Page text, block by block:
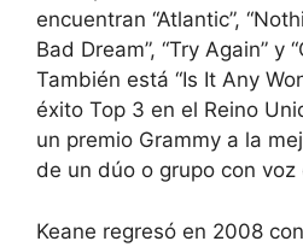
encuentran “Atlantic”,
Bad Dream”, “Try Again” y
También está “Is It Any
éxito Top 3 en el Reino
un premio Grammy a la
de un dúo o grupo con voz
Keane regresó en 2008 con